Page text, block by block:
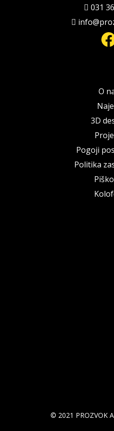
031
O
3D
Pogoji
Politika
© 2021 PROZVOK